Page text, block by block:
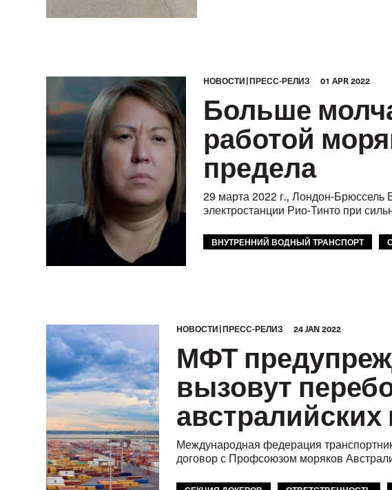
HОВОСТИ ПРЕСС-РЕЛИЗ 01 APR 2022
Больше
работой
предела
29 марта 2022 г., Лондон-Брюссель
электростанции Рио-Тинто при
ВНУТРЕННИЙ ВОДНЫЙ ТРАНСПОРТ
HОВОСТИ ПРЕСС-РЕЛИЗ 24 JAN 2022
МФТ
вызовут
Международная федерация
договор с Профсоюзом моряков